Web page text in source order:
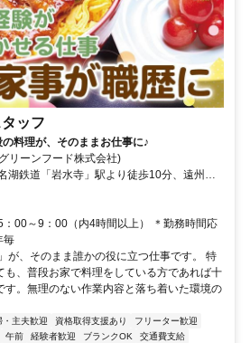
ッフ
料理が、そのままお仕事に♪
リーンフード株式会社)
湖鉄道「岩水寺」駅より徒歩10分、遠州鉄
歩20分、 浜松浜北ICより車で9分
00～9：00（内4時間以上） ＊勤務時間応
毎
が、そのまま誰かの役に立つ仕事です。 特
も、普段お家で料理をしている方であれば十
す。無理のない作業内容と落ち着いた環境の
・主夫歓迎 資格取得支援あり
フリーター歓迎
午前 経験者歓迎 ブランクOK
交通費支給